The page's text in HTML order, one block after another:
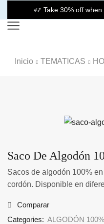
Take 30% off
Inicio TEMATICAS
Saco De Algodón
Sacos de algodón 100%
cordón. Disponible en
Comparar
Categories: ALGODÓN 100%